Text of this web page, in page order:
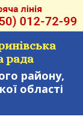
рада
району,
області